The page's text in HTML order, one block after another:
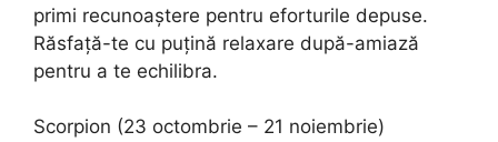
primi recunoaștere pentru eforturile depuse.
Răsfață-te cu puțină relaxare după-amiază
pentru a te echilibra.
Scorpion (23 octombrie – 21 noiembrie)